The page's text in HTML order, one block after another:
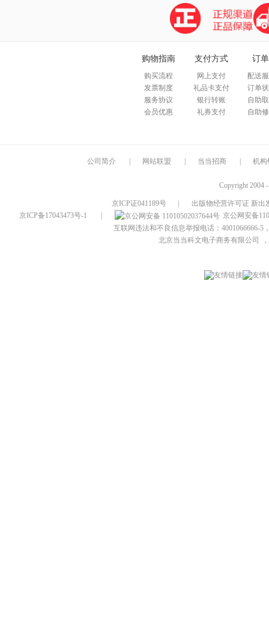
购物指南
购买流程
发票制度
服务协议
会员优惠
支付方式
网上支付
礼品卡支付
银行转账
礼券支付
订
配送
订单
自助
自助
公司简介 网站联盟 当当招商 机构
Copyright 2004
京ICP证041189号
出版物经营许可证 新出
京ICP备17043473号-1
京公网安备
互联网违法和不良信息举报电话：4001066666-5
北京当当科文电子商务有限公司